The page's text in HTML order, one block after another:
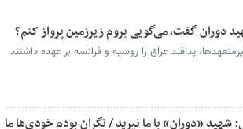
دوران گفت، می‌گویی بروم زیرزمین پرواز کنم؟
پدافند عراق را روسیه و فرانسه بر عهده داشتند
شهید «دوران» با ما نپرید / نگران بودم خودی‌ها ما